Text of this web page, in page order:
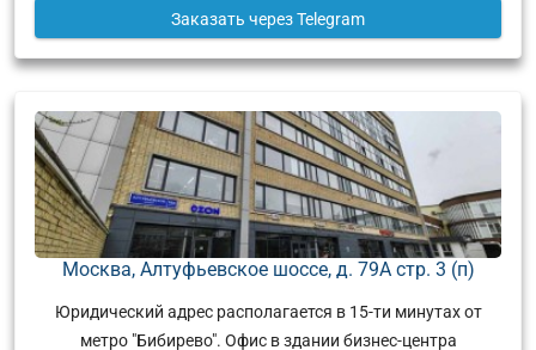
Заказать через Telegram
Москва, Алтуфьевское шоссе, д. 79А стр. 3 (п)
Юридический адрес располагается в 15-ти минутах от
метро "Бибирево". Офис в здании бизнес-центра